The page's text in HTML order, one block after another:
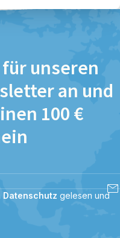
unseren
an und
100 €
Datenschutz gelesen und